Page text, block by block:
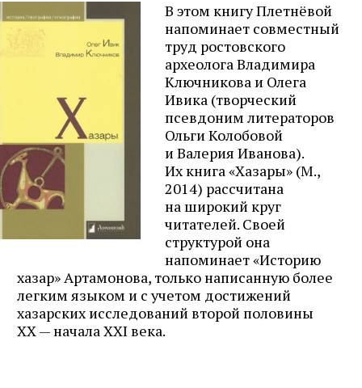
В этом книгу Плетнёвой
напоминает совместный
труд ростовского
археолога Владимира
Ключникова и Олега
Ивика (творческий
псевдоним литераторов
Ольги Колобовой
и Валерия Иванова).
Их книга «Хазары» (М.,
2014) рассчитана
на широкий круг
читателей. Своей
структурой она
напоминает «Историю
хазар» Артамонова, только написанную более
легким языком и с учетом достижений
хазарских исследований второй половины
XX — начала XXI века.